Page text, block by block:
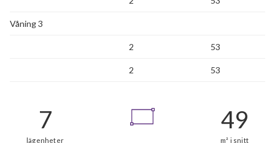
Våning 3
2 53
2 53